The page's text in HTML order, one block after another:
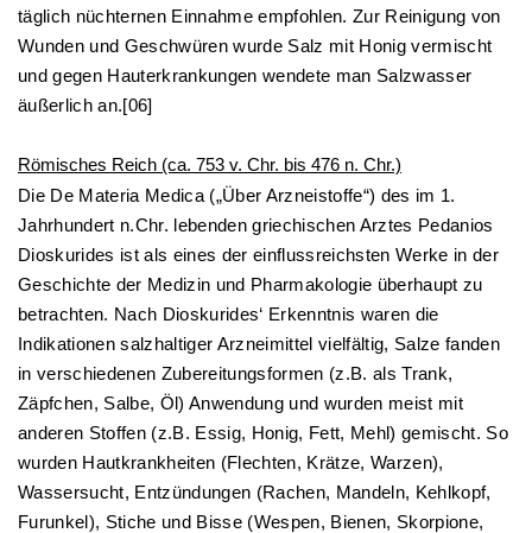
täglich nüchternen Einnahme empfohlen. Zur Reinigung von
Wunden und Geschwüren wurde Salz mit Honig vermischt
und gegen Hauterkrankungen wendete man Salzwasser
äußerlich an.[06]
Römisches Reich (ca. 753 v. Chr. bis 476 n. Chr.)
Die De Materia Medica („Über Arzneistoffe“) des im 1.
Jahrhundert n.Chr. lebenden griechischen Arztes Pedanios
Dioskurides ist als eines der einflussreichsten Werke in der
Geschichte der Medizin und Pharmakologie überhaupt zu
betrachten. Nach Dioskurides‘ Erkenntnis waren die
Indikationen salzhaltiger Arzneimittel vielfältig, Salze fanden
in verschiedenen Zubereitungsformen (z.B. als Trank,
Zäpfchen, Salbe, Öl) Anwendung und wurden meist mit
anderen Stoffen (z.B. Essig, Honig, Fett, Mehl) gemischt. So
wurden Hautkrankheiten (Flechten, Krätze, Warzen),
Wassersucht, Entzündungen (Rachen, Mandeln, Kehlkopf,
Furunkel), Stiche und Bisse (Wespen, Bienen, Skorpione,